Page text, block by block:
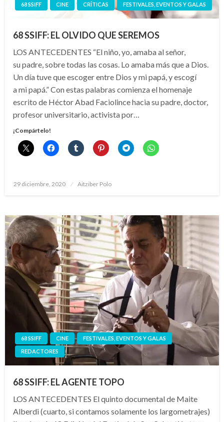
68 SSIFF CINE CRÍTICAS FESTIVALES, EVENTOS Y GALAS
68 SSIFF: EL OLVIDO QUE SEREMOS
LOS ANTECEDENTES “El niño, yo, amaba al señor,
su padre, sobre todas las cosas. Lo amaba más que a Dios.
Un día tuve que escoger entre Dios y mi papá, y escogí
a mi papá.” Con estas palabras comienza el homenaje
escrito de Héctor Abad Faciolince hacia su padre, doctor,
profesor universitario, activista por…
¡Compártelo!
Publicado
29 diciembre, 2020 Aitziber Polo
68 SSIFF CINE
FESTIVALES, EVENTOS Y GALAS
REDACTORES
68 SSIFF: EL AGENTE TOPO
LOS ANTECEDENTES El quinto documental de Maite
Alberdi (cuarto, si contamos solamente los largometrajes)